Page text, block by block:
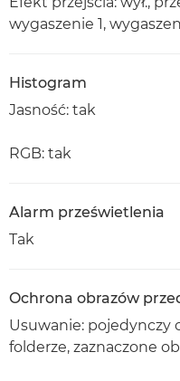
wygaszenie 1,
Histogram
Jasność: tak
RGB: tak
Alarm prześwietlenia
Tak
Ochrona obrazów
Usuwanie: pojedynczy
folderze, zaznaczone